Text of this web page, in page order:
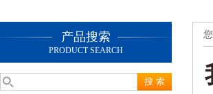
产品搜索
PRODUCT SEARCH